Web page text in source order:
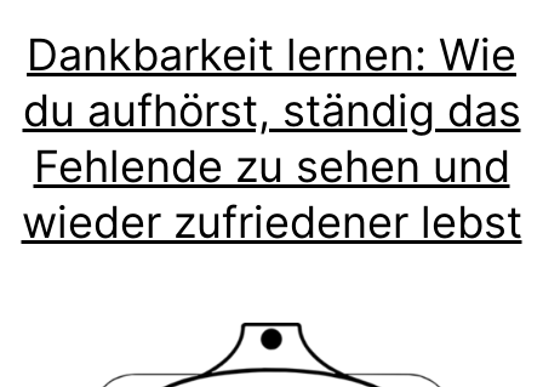
Dankbarkeit lernen: Wie
du aufhörst, ständig das
Fehlende zu sehen und
wieder zufriedener lebst